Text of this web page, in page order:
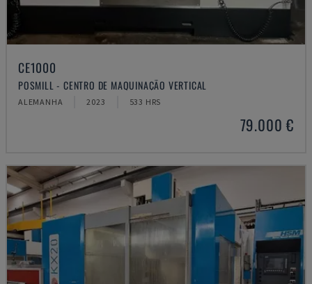
CE1000
POSMILL - CENTRO DE MAQUINAÇÃO VERTICAL
ALEMANHA 2023 533 HRS
79.000 €